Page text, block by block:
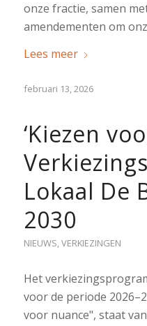
onze fractie, samen
amendementen om
Lees meer
februari 13, 2026
‘Kiezen
Lokaal De
2030
NIEUWS,VERKIEZINGEN
Het
voor de periode
voor nuance", staat